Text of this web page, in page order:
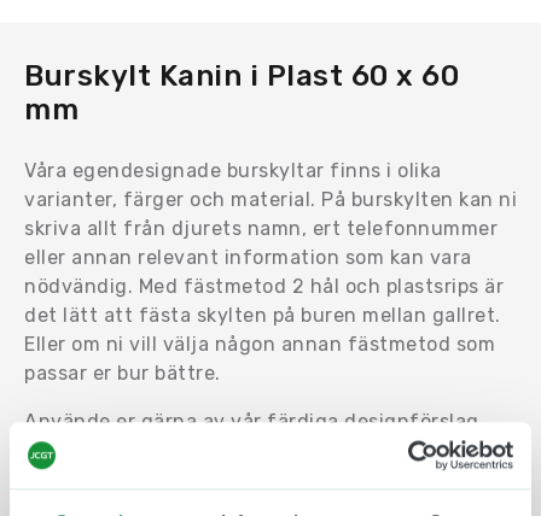
Burskylt Kanin i Plast 60 x 60
mm
Våra egendesignade burskyltar finns i olika
varianter, färger och material. På burskylten kan ni
skriva allt från djurets namn, ert telefonnummer
eller annan relevant information som kan vara
nödvändig. Med fästmetod 2 hål och plastsrips är
det lätt att fästa skylten på buren mellan gallret.
Eller om ni vill välja någon annan fästmetod som
passar er bur bättre.
Använde er gärna av vår färdiga designförslag
eller skapa er helt egen burskylt och designa den
precis så ni vill ha den. Valmöjligheterna är många